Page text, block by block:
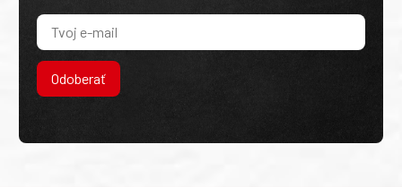
Odoberať